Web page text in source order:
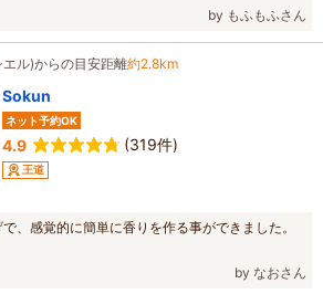
by もふもふさん
ル)からの目安距離約2.8km
Sokun
ネット予約OK
4.9 (319件)
王道
、感覚的に簡単に香りを作る事ができました。
by なおさん